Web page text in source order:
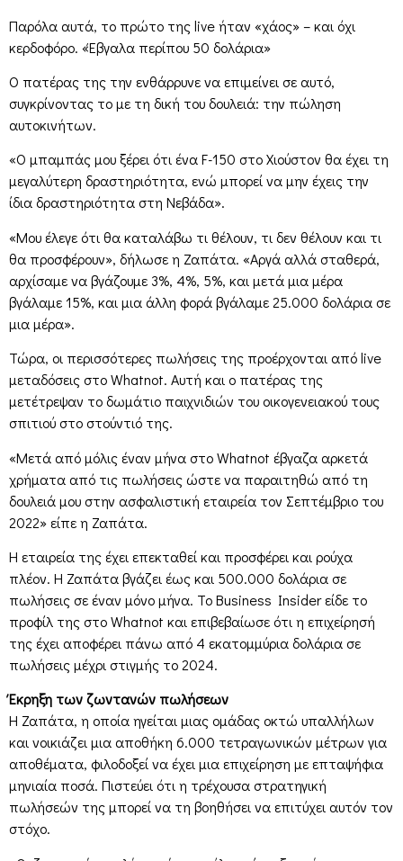
Παρόλα αυτά, το πρώτο της live ήταν «χάος» – και όχι
κερδοφόρο. «Έβγαλα περίπου 50 δολάρια»
Ο πατέρας της την ενθάρρυνε να επιμείνει σε αυτό,
συγκρίνοντας το με τη δική του δουλειά: την πώληση
αυτοκινήτων.
«Ο μπαμπάς μου ξέρει ότι ένα F-150 στο Χιούστον θα έχει τη
μεγαλύτερη δραστηριότητα, ενώ μπορεί να μην έχεις την
ίδια δραστηριότητα στη Νεβάδα».
«Μου έλεγε ότι θα καταλάβω τι θέλουν, τι δεν θέλουν και τι
θα προσφέρουν», δήλωσε η Ζαπάτα. «Αργά αλλά σταθερά,
αρχίσαμε να βγάζουμε 3%, 4%, 5%, και μετά μια μέρα
βγάλαμε 15%, και μια άλλη φορά βγάλαμε 25.000 δολάρια σε
μια μέρα».
Τώρα, οι περισσότερες πωλήσεις της προέρχονται από live
μεταδόσεις στο Whatnot. Αυτή και ο πατέρας της
μετέτρεψαν το δωμάτιο παιχνιδιών του οικογενειακού τους
σπιτιού στο στούντιό της.
«Μετά από μόλις έναν μήνα στο Whatnot έβγαζα αρκετά
χρήματα από τις πωλήσεις ώστε να παραιτηθώ από τη
δουλειά μου στην ασφαλιστική εταιρεία τον Σεπτέμβριο του
2022» είπε η Ζαπάτα.
Η εταιρεία της έχει επεκταθεί και προσφέρει και ρούχα
πλέον. Η Ζαπάτα βγάζει έως και 500.000 δολάρια σε
πωλήσεις σε έναν μόνο μήνα. Το Business Insider είδε το
προφίλ της στο Whatnot και επιβεβαίωσε ότι η επιχείρησή
της έχει αποφέρει πάνω από 4 εκατομμύρια δολάρια σε
πωλήσεις μέχρι στιγμής το 2024.
Έκρηξη των ζωντανών πωλήσεων
Η Ζαπάτα, η οποία ηγείται μιας ομάδας οκτώ υπαλλήλων
και νοικιάζει μια αποθήκη 6.000 τετραγωνικών μέτρων για
αποθέματα, φιλοδοξεί να έχει μια επιχείρηση με επταψήφια
μηνιαία ποσά. Πιστεύει ότι η τρέχουσα στρατηγική
πωλήσεών της μπορεί να τη βοηθήσει να επιτύχει αυτόν τον
στόχο.